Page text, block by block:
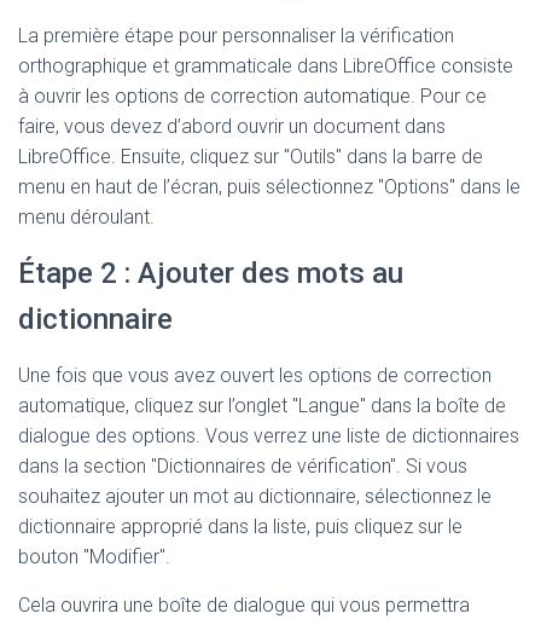
La première étape pour personnaliser la vérification
orthographique et grammaticale dans LibreOffice consiste
à ouvrir les options de correction automatique. Pour ce
faire, vous devez d’abord ouvrir un document dans
LibreOffice. Ensuite, cliquez sur "Outils" dans la barre de
menu en haut de l’écran, puis sélectionnez "Options" dans le
menu déroulant.
Étape 2 : Ajouter des mots au
dictionnaire
Une fois que vous avez ouvert les options de correction
automatique, cliquez sur l’onglet "Langue" dans la boîte de
dialogue des options. Vous verrez une liste de dictionnaires
dans la section "Dictionnaires de vérification". Si vous
souhaitez ajouter un mot au dictionnaire, sélectionnez le
dictionnaire approprié dans la liste, puis cliquez sur le
bouton "Modifier".
Cela ouvrira une boîte de dialogue qui vous permettra